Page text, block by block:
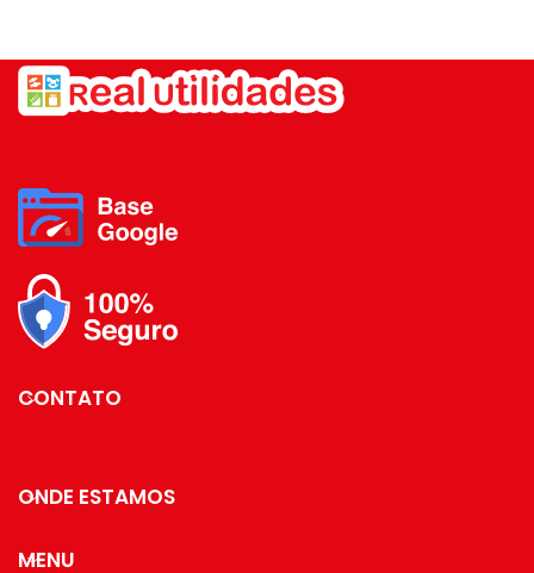
Panela de Pressão Quantidade
de peças: 1 Peça
Conjunto com 6
CONTATO
ONDE ESTAMOS
MENU